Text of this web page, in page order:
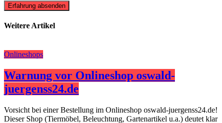
Erfahrung absenden
Weitere Artikel
Onlineshops
Warnung vor Onlineshop oswald-
juergenss24.de
Vorsicht bei einer Bestellung im Onlineshop oswald-juergenss24.de!
Dieser Shop (Tiermöbel, Beleuchtung, Gartenartikel u.a.) deutet klar